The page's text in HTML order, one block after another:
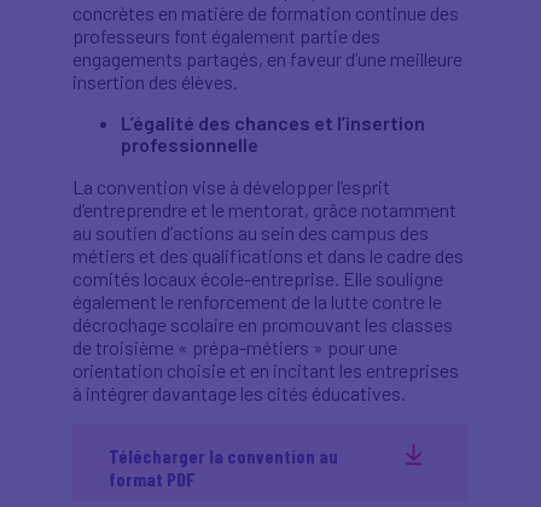
concrètes en matière de formation continue des
professeurs font également partie des
engagements partagés, en faveur d’une meilleure
insertion des élèves.
L’égalité des chances et l’insertion
professionnelle
La convention vise à développer l’esprit
d’entreprendre et le mentorat, grâce notamment
au soutien d’actions au sein des campus des
métiers et des qualifications et dans le cadre des
comités locaux école-entreprise. Elle souligne
également le renforcement de la lutte contre le
décrochage scolaire en promouvant les classes
de troisième « prépa-métiers » pour une
orientation choisie et en incitant les entreprises
à intégrer davantage les cités éducatives.
Télécharger la convention au
format PDF